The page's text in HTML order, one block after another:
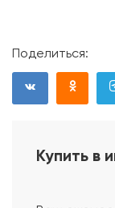
Поделиться:
Купить в